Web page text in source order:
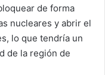
de forma
nucleares y abrir el
lo que tendría un
de la región de